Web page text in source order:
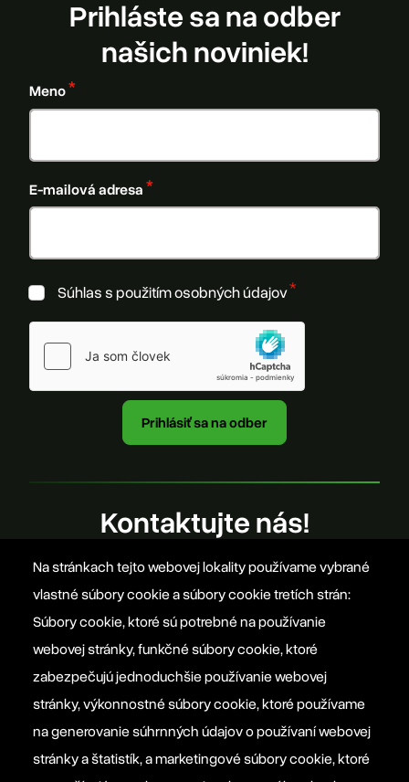
Prihláste sa na odber
našich noviniek!
Meno
E-mailová adresa
Súhlas s použitím osobných údajov
Kontaktujte nás!
office@szovetseg.sk
Platforma EPP 2012
Manifesto EPP
Na stránkach tejto webovej lokality používame vybrané
vlastné súbory cookie a súbory cookie tretích strán:
Súbory cookie, ktoré sú potrebné na používanie
webovej stránky, funkčné súbory cookie, ktoré
zabezpečujú jednoduchšie používanie webovej
stránky, výkonnostné súbory cookie, ktoré používame
na generovanie súhrnných údajov o používaní webovej
stránky a štatistík, a marketingové súbory cookie, ktoré